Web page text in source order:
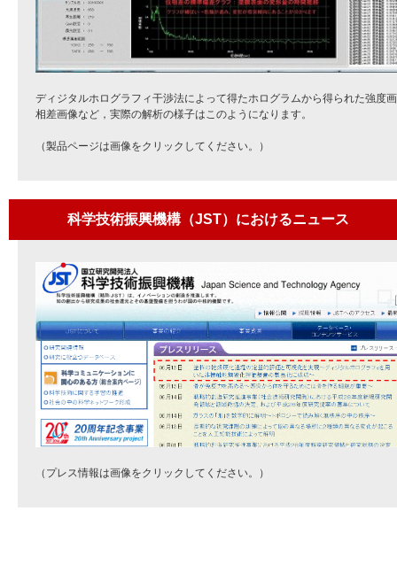
ディジタルホログラフィ干渉法によって得たホログラムから得られた強度
相差画像など，実際の解析の様子はこのようになります。
（製品ページは画像をクリックしてください。）
科学技術振興機構（JST）におけるニュース
（プレス情報は画像をクリックしてください。）